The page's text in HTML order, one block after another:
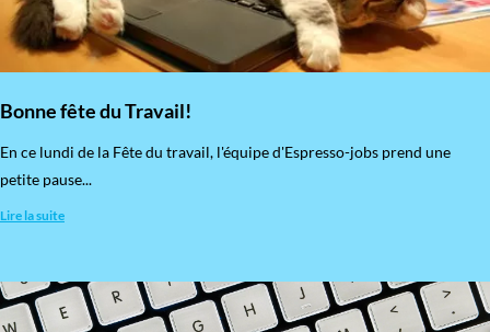
Bonne fête du Travail!
En ce lundi de la Fête du travail, l'équipe d'Espresso-jobs prend une
petite pause...
Lire la suite